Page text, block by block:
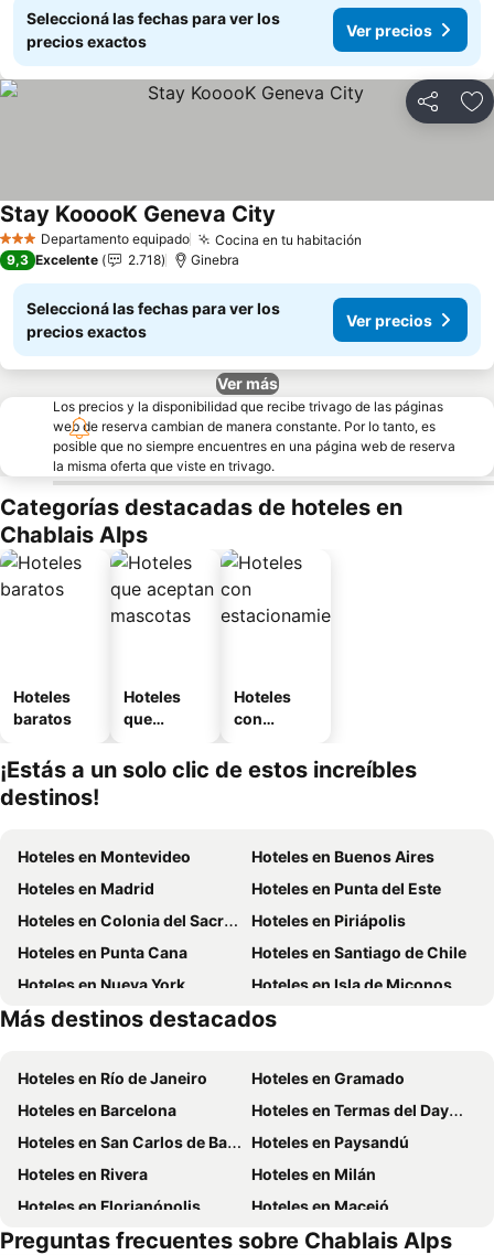
Seleccioná las fechas para ver los
precios exactos
Ver precios
Compartir
3 EstrellasDepartamento equipado Cocina en tu habitación
Stay KooooK Geneva City
9,3 Excelente 2.718 Ginebra
Seleccioná las fechas para ver los
precios exactos
Ver precios
Ver más
Los precios y la disponibilidad que recibe trivago de las páginas
web de reserva cambian de manera constante. Por lo tanto, es
posible que no siempre encuentres en una página web de reserva
la misma oferta que viste en trivago.
Categorías destacadas de hoteles en
Chablais Alps
Hoteles
baratos
Hoteles
que
mascotas
Hoteles
con
miento
¡Estás a un solo clic de estos increíbles
destinos!
Hoteles en Montevideo
Hoteles en Buenos Aires
Hoteles en Madrid
Hoteles en Punta del Este
Hoteles en Colonia del Sacramento
Hoteles en Piriápolis
Hoteles en Punta Cana
Hoteles en Santiago de Chile
Hoteles en Nueva York
Hoteles en Isla de Miconos
Hoteles en Maldonado
Hoteles en Uruguay
Más destinos destacados
Hoteles en Río de Janeiro
Hoteles en Gramado
Hoteles en Barcelona
Hoteles en Termas del Dayman
Hoteles en San Carlos de Bariloche
Hoteles en Paysandú
Hoteles en Rivera
Hoteles en Milán
Hoteles en Florianópolis
Hoteles en Maceió
Hoteles en Mendoza Capital
Hoteles en Roma
Preguntas frecuentes sobre Chablais Alps